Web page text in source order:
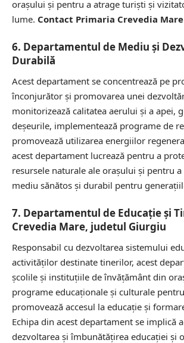
orașului și pentru a atrage turiști și
lume. Contact Primaria Crevedia
6. Departamentul de Mediu și
Durabilă
Acest departament se concentrează pe
înconjurător și promovarea unei
monitorizează calitatea aerului și a apei,
deșeurile, implementează programe de
promovează utilizarea energiilor
acest departament lucrează pentru a
resursele naturale ale orașului și pentru
mediu sănătos și durabil pentru
7. Departamentul de Educație și
Crevedia Mare, judetul Giurgiu
Responsabil cu dezvoltarea sistemului
activităților destinate tinerilor, acest
școlile și instituțiile de învățământ din
programe educaționale și culturale
promovează accesul la educație și
Echipa din acest departament se implică
dezvoltarea și îmbunătățirea educației și